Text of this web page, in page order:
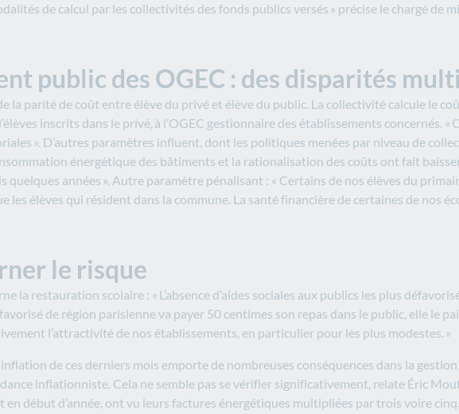
de calcul par les collectivités des fonds publics versés » précise le chargé de
public des OGEC : des disparités
la parité de coût entre élève du privé et élève du public. La collectivité calcule le
inscrits dans le privé, à l’OGEC gestionnaire des établissements concernés.
». D’autres paramètres influent, dont les politiques menées par niveau de
énergétique des bâtiments et la rationalisation des coûts ont fait
quelques années ». Autre paramètre pénalisant : « Certains de nos élèves du
les élèves qui résident dans la commune. La santé financière de certaines de nos
le risque
la restauration scolaire : « L’absence d’aides sociales aux publics les plus
de région parisienne va payer 50 centimes son repas dans le public, elle le
l’attractivité de nos établissements, en particulier pour les plus modestes. »
de ces derniers mois emporte de nombreuses conséquences dans la
inflationniste. Cela ne semble pas se vérifier significativement, relate Éric
début d’année, ont vu leurs factures énergétiques multipliées par trois voire